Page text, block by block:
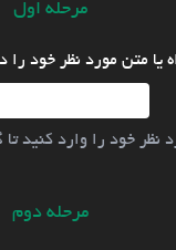
مرحله اول
یا متن مورد نظر خود را
نظر خود را وارد
مرحله دوم